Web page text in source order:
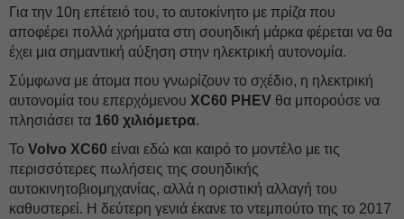
Για την 10η επέτειό του, το αυτοκίνητο με πρίζα που
αποφέρει πολλά χρήματα στη σουηδική μάρκα φέρεται να θα
έχει μια σημαντική αύξηση στην ηλεκτρική αυτονομία.
Σύμφωνα με άτομα που γνωρίζουν το σχέδιο, η ηλεκτρική
αυτονομία του επερχόμενου XC60 PHEV θα μπορούσε να
πλησιάσει τα 160 χιλιόμετρα.
Το Volvo XC60 είναι εδώ και καιρό το μοντέλο με τις
περισσότερες πωλήσεις της σουηδικής
αυτοκινητοβιομηχανίας, αλλά η οριστική αλλαγή του
καθυστερεί. Η δεύτερη γενιά έκανε το ντεμπούτο της το 2017